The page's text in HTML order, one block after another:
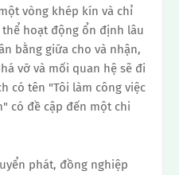
vòng khép kín và chỉ
hoạt động ổn định lâu
bằng giữa cho và nhận,
vỡ và mối quan hệ sẽ đi
có tên "Tôi làm công việc
có đề cập đến một chi
phát, đồng nghiệp